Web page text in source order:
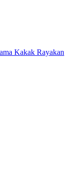
Kakak Rayakan